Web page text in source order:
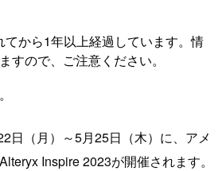
てから1年以上経過しています。情
すので、ご注意ください。
日（月）～5月25日（木）に、アメ
Inspire 2023が開催されます。